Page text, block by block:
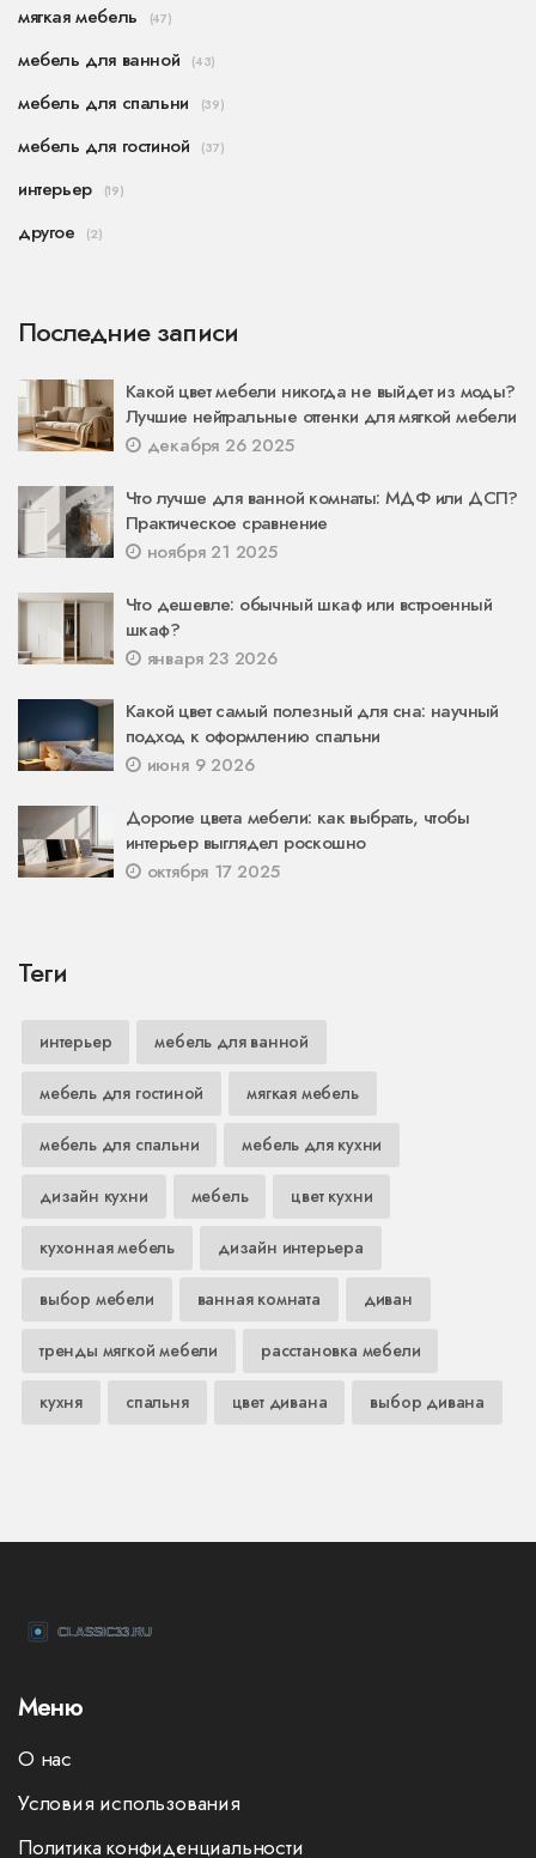
мягкая мебель (47)
мебель для ванной (43)
мебель для спальни (39)
мебель для гостиной (37)
интерьер (19)
другое (2)
Последние записи
Какой цвет мебели никогда не выйдет из моды?
Лучшие нейтральные оттенки для мягкой мебели
декабря 26 2025
Что лучше для ванной комнаты: МДФ или ДСП?
Практическое сравнение
ноября 21 2025
Что дешевле: обычный шкаф или встроенный
шкаф?
января 23 2026
Какой цвет самый полезный для сна: научный
подход к оформлению спальни
июня 9 2026
Дорогие цвета мебели: как выбрать, чтобы
интерьер выглядел роскошно
октября 17 2025
Теги
интерьер мебель для ванной
мебель для гостиной мягкая мебель
мебель для спальни мебель для кухни
дизайн кухни мебель цвет кухни
кухонная мебель дизайн интерьера
выбор мебели ванная комната диван
тренды мягкой мебели расстановка мебели
кухня спальня цвет дивана выбор дивана
Меню
О нас
Условия использования
Политика конфиденциальности